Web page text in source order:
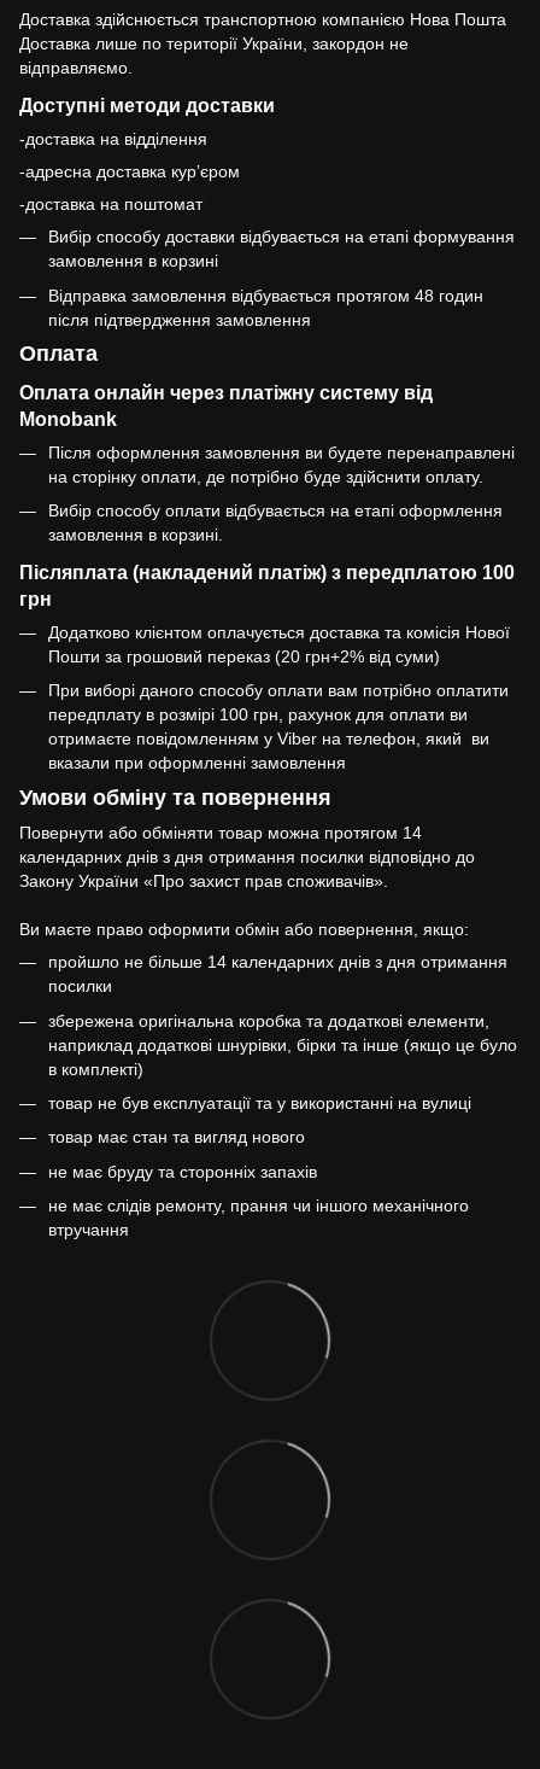
Доставка здійснюється транспортною компанією Нова Пошта
Доставка лише по території України, закордон не
відправляємо.
Доступні методи доставки
-доставка на відділення
-адресна доставка курʼєром
-доставка на поштомат
Вибір способу доставки відбувається на етапі формування
замовлення в корзині
Відправка замовлення відбувається протягом 48 годин
після підтвердження замовлення
Оплата
Оплата онлайн через платіжну систему від
Monobank
Після оформлення замовлення ви будете перенаправлені
на сторінку оплати, де потрібно буде здійснити оплату.
Вибір способу оплати відбувається на етапі оформлення
замовлення в корзині.
Післяплата (накладений платіж) з передплатою 100
грн
Додатково клієнтом оплачується доставка та комісія Нової
Пошти за грошовий переказ (20 грн+2% від суми)
При виборі даного способу оплати вам потрібно оплатити
передплату в розмірі 100 грн, рахунок для оплати ви
отримаєте повідомленням у Viber на телефон, який ви
вказали при оформленні замовлення
Умови обміну та повернення
Повернути або обміняти товар можна протягом 14
календарних днів з дня отримання посилки відповідно до
Закону України «Про захист прав споживачів».
Ви маєте право оформити обмін або повернення, якщо:
пройшло не більше 14 календарних днів з дня отримання
посилки
збережена оригінальна коробка та додаткові елементи,
наприклад додаткові шнурівки, бірки та інше (якщо це було
в комплекті)
товар не був експлуатації та у використанні на вулиці
товар має стан та вигляд нового
не має бруду та сторонніх запахів
не має слідів ремонту, прання чи іншого механічного
втручання